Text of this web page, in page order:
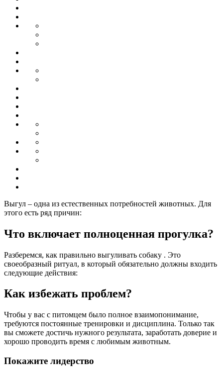
Выгул – одна из естественных потребностей животных. Для
этого есть ряд причин:
Что включает полноценная прогулка?
Разберемся, как правильно выгуливать собаку . Это
своеобразный ритуал, в который обязательно должны входить
следующие действия:
Как избежать проблем?
Чтобы у вас с питомцем было полное взаимопонимание,
требуются постоянные тренировки и дисциплина. Только так
вы сможете достичь нужного результата, заработать доверие и
хорошо проводить время с любимым животным.
Покажите лидерство